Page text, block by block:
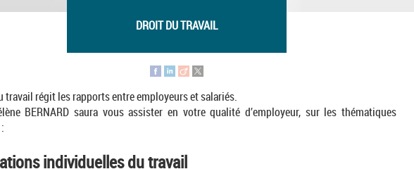
DROIT DU TRAVAIL
travail régit les rapports entre employeurs et salariés.
BERNARD saura vous assister en votre qualité d’employeur, sur les thématiques
individuelles du travail